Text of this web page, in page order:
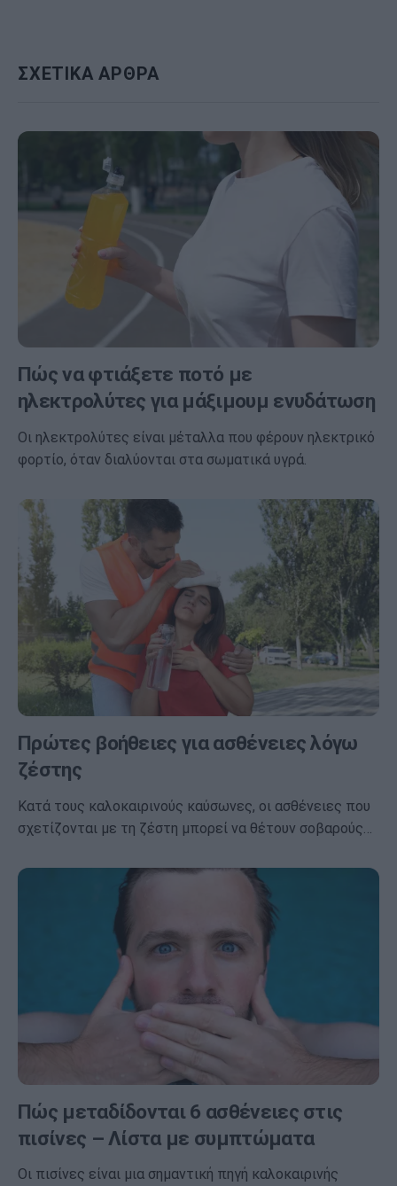
ΣΧΕΤΙΚΑ ΑΡΘΡΑ
Πώς να φτιάξετε ποτό με
ηλεκτρολύτες για μάξιμουμ ενυδάτωση
Οι ηλεκτρολύτες είναι μέταλλα που φέρουν ηλεκτρικό
φορτίο, όταν διαλύονται στα σωματικά υγρά.
Πρώτες βοήθειες για ασθένειες λόγω
ζέστης
Κατά τους καλοκαιρινούς καύσωνες, οι ασθένειες που
σχετίζονται με τη ζέστη μπορεί να θέτουν σοβαρούς…
Πώς μεταδίδονται 6 ασθένειες στις
πισίνες – Λίστα με συμπτώματα
Οι πισίνες είναι μια σημαντική πηγή καλοκαιρινής